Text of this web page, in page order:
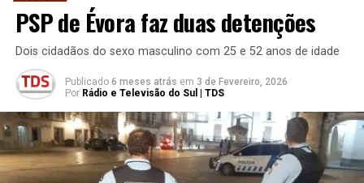
PSP de Évora faz duas detenções
Dois cidadãos do sexo masculino com 25 e 52 anos de idade
Publicado 6 meses atrás em 3 de Fevereiro, 2026
Por Rádio e Televisão do Sul | TDS